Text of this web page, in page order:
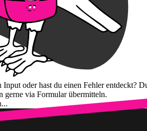
Input oder hast du einen Fehler entdeckt?
gerne via Formular übermitteln.